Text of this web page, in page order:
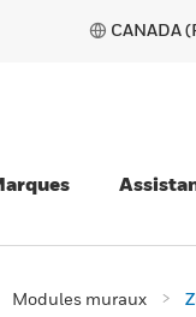
CANADA
Modules muraux